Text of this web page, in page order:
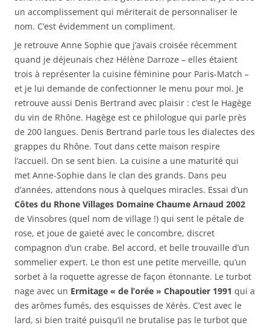
un accomplissement qui mériterait de personnaliser le
nom. C’est évidemment un compliment.
Je retrouve Anne Sophie que j’avais croisée récemment
quand je déjeunais chez Hélène Darroze – elles étaient
trois à représenter la cuisine féminine pour Paris-Match –
et je lui demande de confectionner le menu pour moi. Je
retrouve aussi Denis Bertrand avec plaisir : c’est le Hagège
du vin de Rhône. Hagège est ce philologue qui parle près
de 200 langues. Denis Bertrand parle tous les dialectes des
grappes du Rhône. Tout dans cette maison respire
l’accueil. On se sent bien. La cuisine a une maturité qui
met Anne-Sophie dans le clan des grands. Dans peu
d’années, attendons nous à quelques miracles. Essai d’un
Côtes du Rhone Villages Domaine Chaume Arnaud 2002
de Vinsobres (quel nom de village !) qui sent le pétale de
rose, et joue de gaieté avec le concombre, discret
compagnon d’un crabe. Bel accord, et belle trouvaille d’un
sommelier expert. Le thon est une petite merveille, qu’un
sorbet à la roquette agresse de façon étonnante. Le turbot
nage avec un Ermitage « de l’orée » Chapoutier 1991 qui a
des arômes fumés, des esquisses de Xérès. C’est avec le
lard, si bien traité puisqu’il ne brutalise pas le turbot que